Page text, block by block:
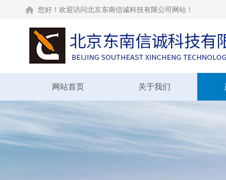
您好！欢迎访问北京东南信诚科技有限公司网站！
网站首页 关于我们